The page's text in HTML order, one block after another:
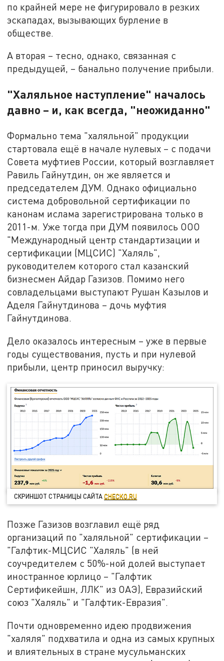
по крайней мере не фигурировало в резких
эскападах, вызывающих бурление в
обществе.
А вторая – тесно, однако, связанная с
предыдущей, – банально получение прибыли.
"Халяльное наступление" началось
давно – и, как всегда, "неожиданно"
Формально тема "халяльной" продукции
стартовала ещё в начале нулевых – с подачи
Совета муфтиев России, который возглавляет
Равиль Гайнутдин, он же является и
председателем ДУМ. Однако официально
система добровольной сертификации по
канонам ислама зарегистрирована только в
2011-м. Уже тогда при ДУМ появилось ООО
"Международный центр стандартизации и
сертификации (МЦСИС) "Халяль",
руководителем которого стал казанский
бизнесмен Айдар Газизов. Помимо него
совладельцами выступают Рушан Казылов и
Аделя Гайнутдинова – дочь муфтия
Гайнутдинова.
Дело оказалось интересным – уже в первые
годы существования, пусть и при нулевой
прибыли, центр приносил выручку:
СКРИНШОТ СТРАНИЦЫ САЙТАCHECKO.RU
Позже Газизов возглавил ещё ряд
организаций по "халяльной" сертификации –
"Галфтик-МЦСИС "Халяль" (в ней
соучредителем с 50%-ной долей выступает
иностранное юрлицо – "Галфтик
Сертификейшн, ЛЛК" из ОАЭ), Евразийский
союз "Халяль" и "Галфтик-Евразия".
Почти одновременно идею продвижения
"халяля" подхватила и одна из самых крупных
и влиятельных в стране мусульманских